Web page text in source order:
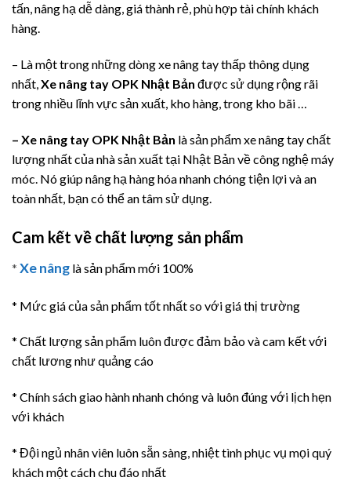
tấn, nâng hạ dễ dàng, giá thành rẻ, phù hợp tài chính khách
hàng.
– Là một trong những dòng xe nâng tay thấp thông dụng
nhất,Xe nâng tay OPK Nhật Bản được sử dụng rộng rãi
trong nhiều lĩnh vực sản xuất, kho hàng, trong kho bãi …
– Xe nâng tay OPK Nhật Bản là sản phẩm xe nâng tay chất
lượng nhất của nhà sản xuất tại Nhật Bản về công nghệ máy
móc. Nó giúp nâng hạ hàng hóa nhanh chóng tiện lợi và an
toàn nhất, bạn có thể an tâm sử dụng.
Cam kết về chất lượng sản phẩm
* Xe nâng là sản phẩm mới 100%
* Mức giá của sản phẩm tốt nhất so với giá thị trường
* Chất lượng sản phẩm luôn được đảm bảo và cam kết với
chất lương như quảng cáo
* Chính sách giao hành nhanh chóng và luôn đúng với lịch hẹn
với khách
* Đội ngủ nhân viên luôn sẵn sàng, nhiệt tình phục vụ mọi quý
khách một cách chu đáo nhất